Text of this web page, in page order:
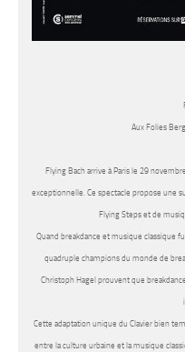
Aux Folies
Flying Bach arrive à Paris le 29
exceptionnelle. Ce spectacle propose une
Flying Steps et de
Quand breakdance et musique classique
quadruple champions du monde de
Christoph Hagel prouvent que
Cette adaptation unique du Clavier bien
entre la culture urbaine et la musique